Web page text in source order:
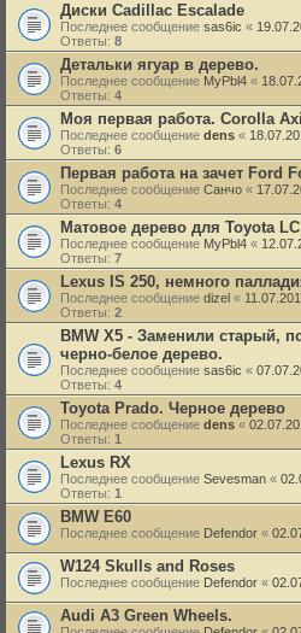
Диски Cadillac Escalade
Последнее сообщение sas6ic «
Ответы: 8
Детальки ягуар в дерево.
Последнее сообщение MyPbl4 «
Ответы: 4
Моя первая работа. Corolla
Последнее сообщение dens «
Ответы: 6
Первая работа на зачет Ford
Последнее сообщение Санчо «
Ответы: 4
Матовое дерево для Toyota
Последнее сообщение MyPbl4 «
Ответы: 7
Lexus IS 250, немного
Последнее сообщение dizel «
Ответы: 2
BMW X5 - Заменили старый,
черно-белое дерево.
Последнее сообщение sas6ic «
Ответы: 4
Toyota Prado. Черное дерево
Последнее сообщение dens «
Ответы: 1
Lexus RX
Последнее сообщение Sevesman «
Ответы: 1
BMW E60
Последнее сообщение Defendor «
W124 Skulls and Roses
Последнее сообщение Defendor «
Audi A3 Green Wheels.